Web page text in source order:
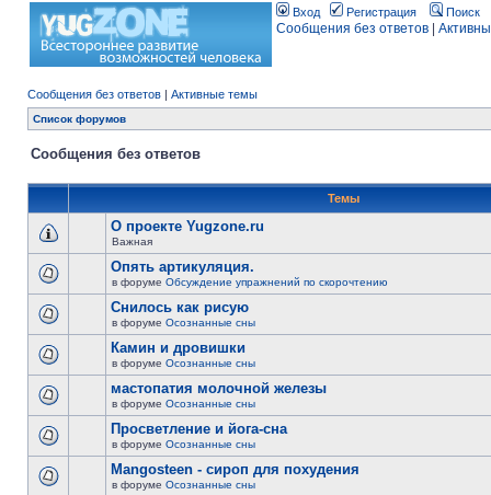
Вход Регистрация Поиск
Сообщения без ответов
Сообщения без ответов | Активные темы
Список форумов
Сообщения без ответов
Темы
О проекте Yugzone.ru
Важная
Опять артикуляция.
в форуме Обсуждение упражнений по скорочтению
Снилось как рисую
в форуме Осознанные сны
Камин и дровишки
в форуме Осознанные сны
мастопатия молочной железы
в форуме Осознанные сны
Просветление и йога-сна
в форуме Осознанные сны
Mangosteen - сироп для похудения
в форуме Осознанные сны